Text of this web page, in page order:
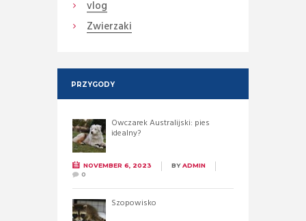
vlog
Zwierzaki
PRZYGODY
Owczarek Australijski: pies
idealny?
NOVEMBER 6, 2023 BYADMIN
0
Szopowisko